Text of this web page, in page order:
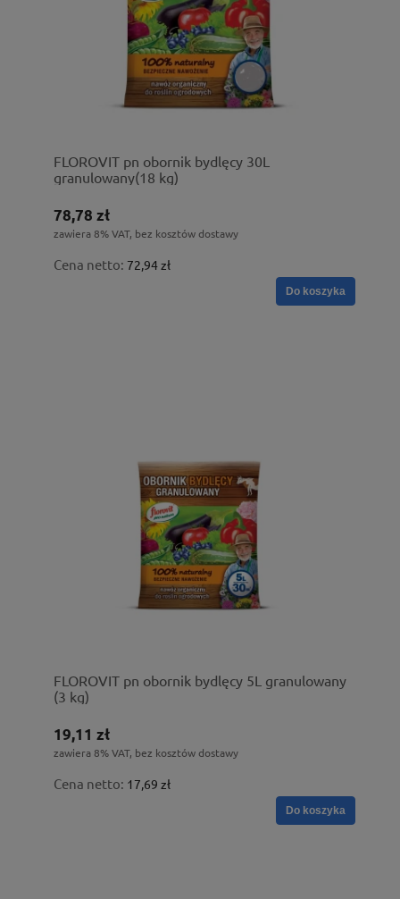
FLOROVIT pn obornik bydlęcy 30L
granulowany(18 kg)
78,78 zł
zawiera 8% VAT, bez kosztów dostawy
Cena netto: 72,94 zł
Do koszyka
FLOROVIT pn obornik bydlęcy 5L granulowany
(3 kg)
19,11 zł
zawiera 8% VAT, bez kosztów dostawy
Cena netto: 17,69 zł
Do koszyka